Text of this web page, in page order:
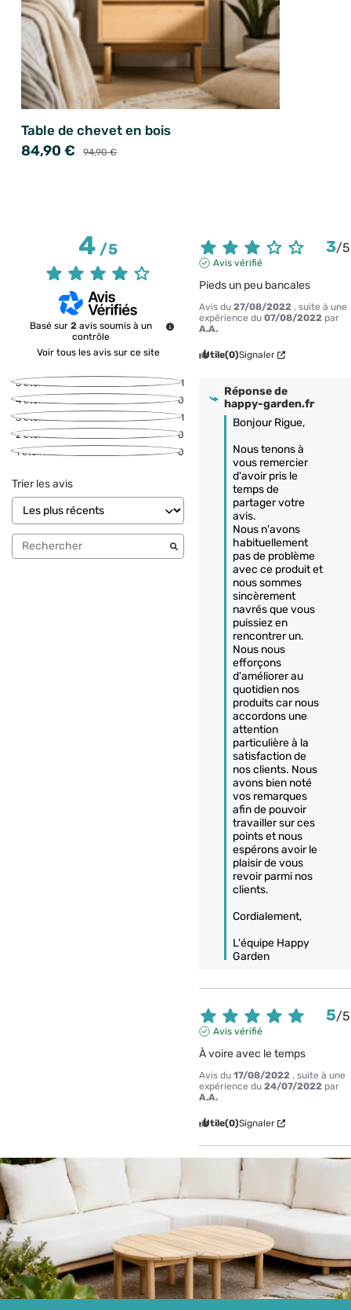
Table de chevet en bois
84,90 € 94,90 €
4/5
Basé sur 2 avis soumis à un
contrôle
Voir tous les avis sur ce site
5étoiles
1
4étoiles
0
3étoiles
1
2étoiles
0
1étoile 0
Trier les avis
3/5
Avis vérifié
Pieds un peu bancales
Avis du27/08/2022 , suite à une
expérience du07/08/2022 par
A.A.
Utile(0)Signaler
Réponse de
happy-garden.fr
Bonjour Rigue,
Nous tenons à
vous remercier
d'avoir pris le
temps de
partager votre
avis.
Nous n'avons
habituellement
pas de problème
avec ce produit et
nous sommes
sincèrement
navrés que vous
puissiez en
rencontrer un.
Nous nous
efforçons
d'améliorer au
quotidien nos
produits car nous
accordons une
attention
particulière à la
satisfaction de
nos clients. Nous
avons bien noté
vos remarques
afin de pouvoir
travailler sur ces
points et nous
espérons avoir le
plaisir de vous
revoir parmi nos
clients.
Cordialement,
L'équipe Happy
Garden
5/5
Avis vérifié
À voire avec le temps
Avis du17/08/2022 , suite à une
expérience du24/07/2022 par
A.A.
Utile(0)Signaler